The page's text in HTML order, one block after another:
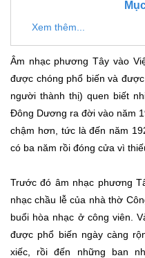
Xem thêm...
Âm nhạc phương Tây vào
được chóng phổ biến và
người thành thị) quen biết
Đông Dương ra đời vào năm
chậm hơn, tức là đến năm
có ba năm rồi đóng cửa vì
Trước đó âm nhạc phương
nhạc chầu lễ của nhà thờ
buổi hòa nhạc ở công viên.
được phổ biến ngày càng
xiếc, rồi đến những ban